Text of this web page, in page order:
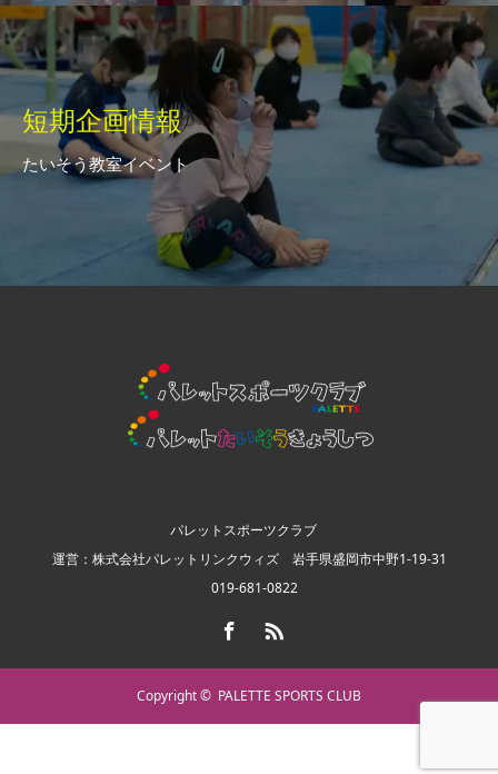
短期企画情報
たいそう教室イベント
パレットスポーツクラブ
運営：株式会社パレットリンクウィズ 岩手県盛岡市中野1-19-31
019-681-0822
Copyright © PALETTE SPORTS CLUB